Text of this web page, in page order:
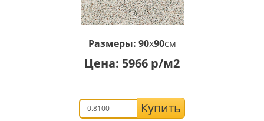
Размеры: 90x90см
Цена: 5966 р/м2
Купить